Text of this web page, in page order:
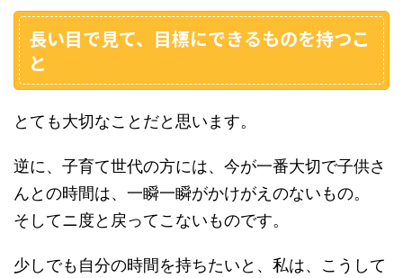
長い目で見て、目標にできるものを持つこ
と
とても大切なことだと思います。
逆に、子育て世代の方には、今が一番大切で子供さ
んとの時間は、一瞬一瞬がかけがえのないもの。
そしてニ度と戻ってこないものです。
少しでも自分の時間を持ちたいと、私は、こうして